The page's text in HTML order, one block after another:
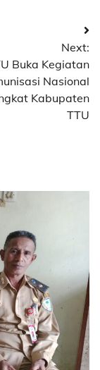
Next:
Buka Kegiatan
Nasional
Kabupaten
TTU